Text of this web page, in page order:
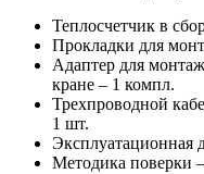
Теплосчетчик в
Прокладки для
Адаптер для
кране – 1 компл.
Трехпроводной
1 шт.
Эксплуатационная
Методика поверки